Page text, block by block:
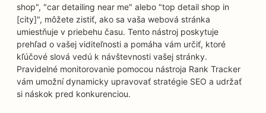
shop", "car detailing near me" alebo "top detail shop in
[city]", môžete zistiť, ako sa vaša webová stránka
umiestňuje v priebehu času. Tento nástroj poskytuje
prehľad o vašej viditeľnosti a pomáha vám určiť, ktoré
kľúčové slová vedú k návštevnosti vašej stránky.
Pravidelné monitorovanie pomocou nástroja Rank Tracker
vám umožní dynamicky upravovať stratégie SEO a udržať
si náskok pred konkurenciou.